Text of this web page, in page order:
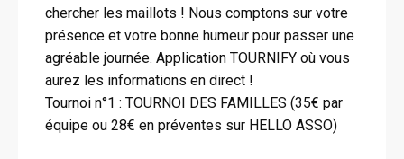
chercher les maillots ! Nous comptons sur votre
présence et votre bonne humeur pour passer une
agréable journée. Application TOURNIFY où vous
aurez les informations en direct !
Tournoi n°1 : TOURNOI DES FAMILLES (35€ par
équipe ou 28€ en préventes sur HELLO ASSO)